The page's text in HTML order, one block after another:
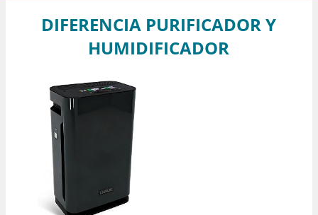
DIFERENCIA PURIFICADOR Y
HUMIDIFICADOR